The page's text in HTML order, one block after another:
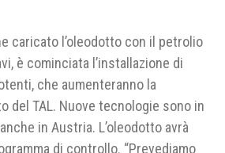
caricato l’oleodotto con il petrolio
è cominciata l’installazione di
che aumenteranno la
del TAL. Nuove tecnologie sono in
in Austria. L’oleodotto avrà
di controllo. “Prevediamo